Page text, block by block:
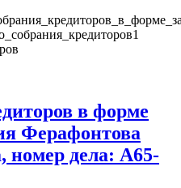
в форме
Ферафонтова
номер дела: А65-